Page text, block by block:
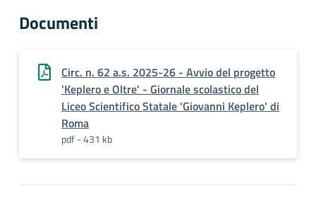
Documenti
Circ. n. 62 a.s. 2025-26 - Avvio del progetto
'Keplero e Oltre' - Giornale scolastico del
Liceo Scientifico Statale 'Giovanni Keplero' di
Roma
pdf - 431 kb